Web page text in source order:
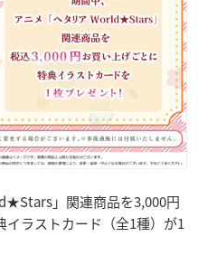
」関連商品を3,000円
イラストカード（全1種）が1